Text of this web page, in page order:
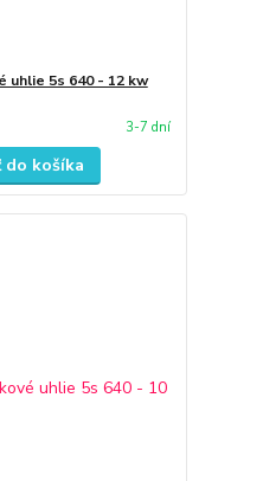
uhlie 5s 640 - 12 kw
3-7 dní
do košíka